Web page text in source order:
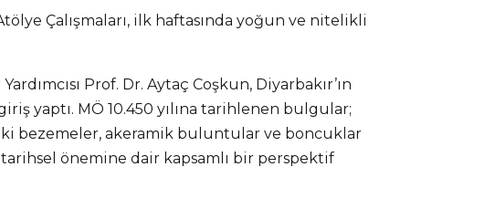
Çalışmaları, ilk haftasında yoğun ve nitelikli
Prof. Dr. Aytaç Coşkun, Diyarbakır’ın
yaptı. MÖ 10.450 yılına tarihlenen bulgular;
bezemeler, akeramik buluntular ve boncuklar
önemine dair kapsamlı bir perspektif